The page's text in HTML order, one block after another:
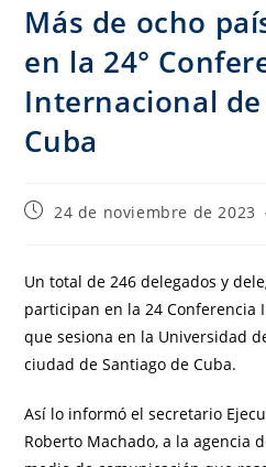
Más de ocho
en la 24°
Internacional
Cuba
24 de noviembre de 2023
Un total de 246 delegados y
participan en la 24 Conferencia
que sesiona en la Universidad
ciudad de Santiago de Cuba.
Así lo informó el secretario
Roberto Machado, a la agencia